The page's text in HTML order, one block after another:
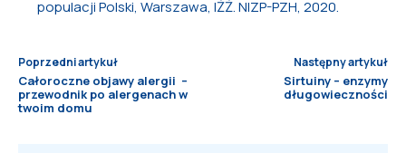
populacji Polski, Warszawa, IŻŻ. NIZP-PZH, 2020.
Poprzedni artykuł
Całoroczne objawy alergii –
przewodnik po alergenach w
twoim domu
Następny artykuł
Sirtuiny – enzymy
długowieczności